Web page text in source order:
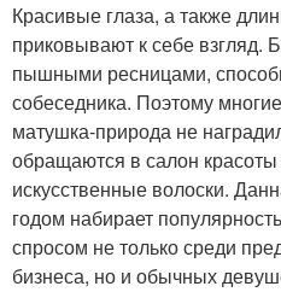
Красивые глаза, а также
приковывают к себе
пышными ресницами,
собеседника. Поэтому
матушка-природа не
обращаются в салон красоты
искусственные волоски.
годом набирает
спросом не только среди
бизнеса, но и обычных